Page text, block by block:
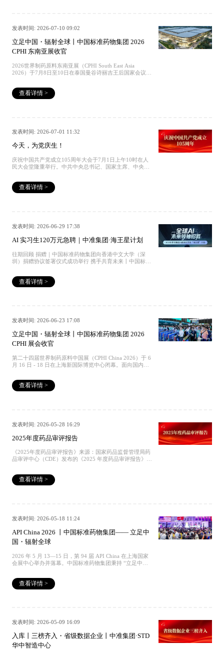
技术委员会(MTC39)秘书长·刘军，调研中国标准药物
·STD华中研发中心 视察丨国家药典委员会委员·胡敏，调
研中国标准药物·STD华中研发中心 全国标准样品技术委
员会秘书长徐大军一行应邀调研中国标准药物·华中研发中
心 STD质量体系资质丨中国合格评定国家认可委员会
（深圳）捐赠协议签署仪式成功举行 获批丨中央引导地方
科技发展项目丨中国标准药物·STD华中研发中心 全国标
准样品技术委员会秘书长徐大军一行应邀调研中国标准药
物·华中研发中心
发表时间: 2026-07-10 09:02
立足中国・辐射全球丨中国标准药物集团 2026
CPHI 东南亚展收官
2026世界制药原料东南亚展（CPHI South East Asia
2026）于7月8日至10日在泰国曼谷诗丽吉王后国家会议中
CPHI东南亚展会，聚焦国际制药企业发展需求，针对药品
注册合规、跨境申报规范、质量体系搭建、供应链配套保
障等重点领域，开展产品展示、商务洽谈与专项技术咨询
研发制备业务，承接不同量级杂质定制合成、结构确证检
测工作；STD智造中心当前已完成 300 万余种药物、食
品、消费品等多领域标准品储备，同时可提供国内外标准
品标定、药品质量合规咨询服务，全套产品资料满足全球
各国药品注册申报与现场核查相关合规要求。往期回顾 国
家认证丨STD成为行业第一和领域唯一丨CNAS17034与
17025双认证 权威发布丨《中国药典》2025年版征订中 捐
签署仪式成功举行 获批丨中央引导地方科技发展项目丨中
国标准药物·STD华中研发中心 全国标准样品技术委员会
查看详情 >
发表时间: 2026-07-01 11:32
今天，为党庆生！
庆祝中国共产党成立105周年大会于7月1日上午10时在人
民大会堂隆重举行。中共中央总书记、国家主席、中央军
讲话。大会还将对全国优秀共产党员、全国优秀党务工作
者和全国先进基层党组织进行表彰。往期回顾 国家认证丨
物·STD华中研发中心 全国标准样品技术委员会秘书长徐
大军一行应邀调研中国标准药物·华中研发中心
查看详情 >
发表时间: 2026-06-29 17:38
AI 实习生120万元急聘｜中准集团·海王星计划
往期回顾 捐赠｜中国标准药物集团向香港中文大学（深
圳）捐赠协议签署仪式成功举行 携手共育未来丨中国标准
敬八一丨STD华中研发中心以创新托举共同富裕 颁奖丨中
国标准药物集团应邀出席香港中文大学（深圳）第二届“神
查看详情 >
发表时间: 2026-06-23 17:08
立足中国・辐射全球丨中国标准药物集团 2026
CPHI 展会收官
第二十四届世界制药原料中国展（CPHI China 2026）于 6
月 16 日 - 18 日在上海新国际博览中心闭幕。面向国内外
现场，从药物杂质管控、杂质谱深度溯源，到标准品标
定、方法学验证、申报资料技术支撑等一系列实操难题，
开展多场定向技术答疑。中国标准药物集团· STD品牌标
成、结构确证检测工作；STD智造中心当前已完成 300 万
余种药物、食品、消费品等多领域标准品现货储备，同时
可提供国内外标准品代理、药品质量合规咨询服务，全套
产品资料满足全球各国药品注册申报与现场核查相关合规
要求。往期回顾 国家认证丨STD成为行业第一和领域唯一
丨CNAS17034与17025双认证 权威发布丨《中国药典》
2025年版征订中 捐赠｜中国标准药物集团向香港中文大学
科技发展项目丨中国标准药物·STD华中研发中心 全国标
准样品技术委员会秘书长徐大军一行应邀调研中国标准药
查看详情 >
发表时间: 2026-05-28 16:29
2025年度药品审评报告
《2025年度药品审评报告》来源：国家药品监督管理局药
品审评中心（CDE）发布的《2025 年度药品审评报告》查
成为行业第一和领域唯一丨CNAS17034与17025双认证 权
威发布丨《中国药典》2025年版征订中 捐赠｜中国标准药
查看详情 >
发表时间: 2026-05-18 11:24
API China 2026 丨中国标准药物集团—— 立足中
国・辐射全球
2026 年 5 月 13—15 日，第 94 届 API China 在上海国家
会展中心举办并落幕。中国标准药物集团秉持 “立足中
认证资质，携独家2025 版《药物研发质控有关物质汇编》
以及《中国药典》等工具书，与国药集团、齐鲁制药、恒
瑞医药等行业龙头企业共同参与本次医药全产业链行业盛
向香港中文大学（深圳）捐赠协议签署仪式成功举行 获批
丨中央引导地方科技发展项目丨中国标准药物·STD华中研
发中心 全国标准样品技术委员会秘书长徐大军一行应邀调
研中国标准药物·华中研发中心
查看详情 >
发表时间: 2026-05-09 16:09
入库丨三榜齐入・省级数据企业丨中准集团·STD
华中智造中心